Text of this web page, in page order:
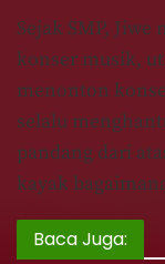
Sejak SMP,
konser musik,
menonton
selalu
pandang dari
kayak
Baca Juga: